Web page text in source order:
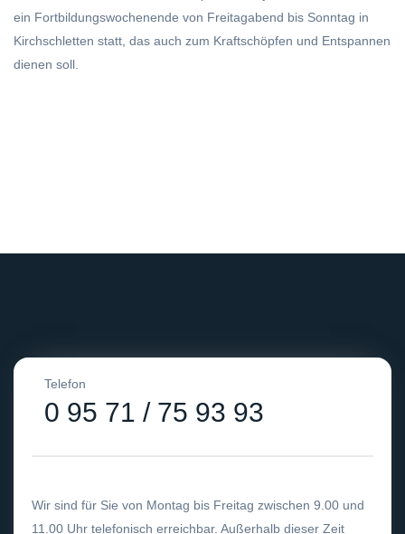
ein Fortbildungswochenende von Freitagabend bis Sonntag in
Kirchschletten statt, das auch zum Kraftschöpfen und Entspannen
dienen soll.
Telefon
0 95 71 / 75 93 93
Wir sind für Sie von Montag bis Freitag zwischen 9.00 und
11.00 Uhr telefonisch erreichbar. Außerhalb dieser Zeit